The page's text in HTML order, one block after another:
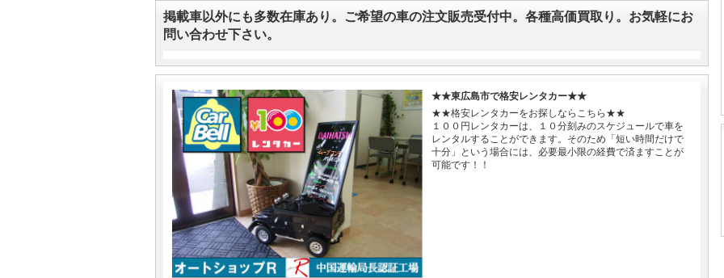
掲載車以外にも多数在庫あり。ご希望の車の注文販売受付中。各種高価買取り。お気軽にお
問い合わせ下さい。
★★東広島市で格安レンタカー★★
★★格安レンタカーをお探しならこちら★★
１００円レンタカーは、１０分刻みのスケジュールで車を
レンタルすることができます。そのため「短い時間だけで
十分」という場合には、必要最小限の経費で済ますことが
可能です！！